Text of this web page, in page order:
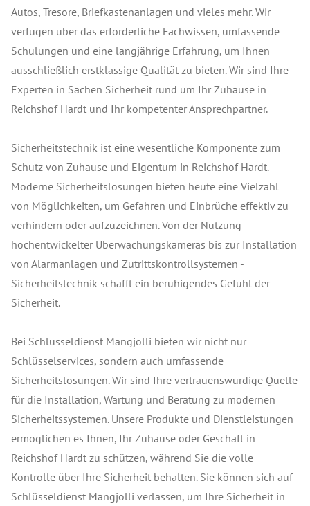
Autos, Tresore, Briefkastenanlagen und vieles mehr. Wir
verfügen über das erforderliche Fachwissen, umfassende
Schulungen und eine langjährige Erfahrung, um Ihnen
ausschließlich erstklassige Qualität zu bieten. Wir sind Ihre
Experten in Sachen Sicherheit rund um Ihr Zuhause in
Reichshof Hardt und Ihr kompetenter Ansprechpartner.
Sicherheitstechnik ist eine wesentliche Komponente zum
Schutz von Zuhause und Eigentum in Reichshof Hardt.
Moderne Sicherheitslösungen bieten heute eine Vielzahl
von Möglichkeiten, um Gefahren und Einbrüche effektiv zu
verhindern oder aufzuzeichnen. Von der Nutzung
hochentwickelter Überwachungskameras bis zur Installation
von Alarmanlagen und Zutrittskontrollsystemen -
Sicherheitstechnik schafft ein beruhigendes Gefühl der
Sicherheit.
Bei Schlüsseldienst Mangjolli bieten wir nicht nur
Schlüsselservices, sondern auch umfassende
Sicherheitslösungen. Wir sind Ihre vertrauenswürdige Quelle
für die Installation, Wartung und Beratung zu modernen
Sicherheitssystemen. Unsere Produkte und Dienstleistungen
ermöglichen es Ihnen, Ihr Zuhause oder Geschäft in
Reichshof Hardt zu schützen, während Sie die volle
Kontrolle über Ihre Sicherheit behalten. Sie können sich auf
Schlüsseldienst Mangjolli verlassen, um Ihre Sicherheit in